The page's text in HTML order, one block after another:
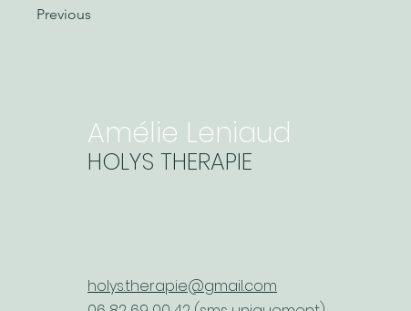
Previous
Amélie Leniaud
HOLYS THERAPIE
holys.therapie@gmail.com